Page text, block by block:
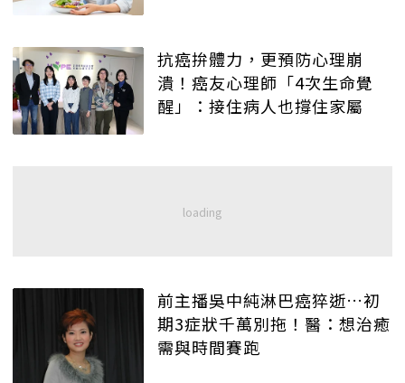
抗癌拚體力，更預防心理崩
潰！癌友心理師「4次生命覺
醒」：接住病人也撐住家屬
前主播吳中純淋巴癌猝逝…初
期3症狀千萬別拖！醫：想治癒
需與時間賽跑